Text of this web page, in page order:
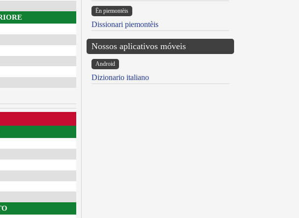
Ën piemontèis
Dissionari piemontèis
Nossos aplicativos móveis
Android
Dizionario italiano